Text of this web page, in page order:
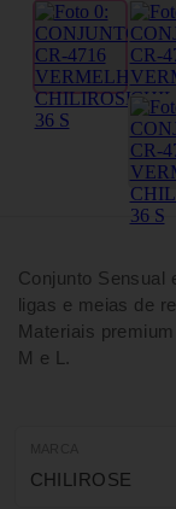
Conjunto Sensual
ligas e meias de
Materiais
M e L.
CHILIROSE